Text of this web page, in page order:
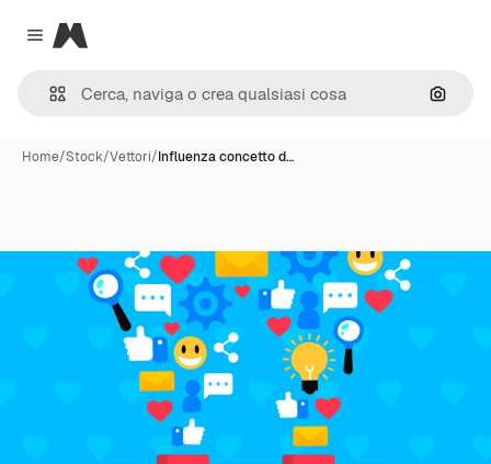
Close menu
Magnific
Cerca
Home/Stock/Vettori/Influenza concetto d…